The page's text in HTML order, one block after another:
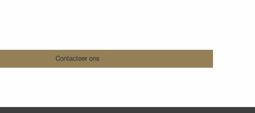
Contacteer ons